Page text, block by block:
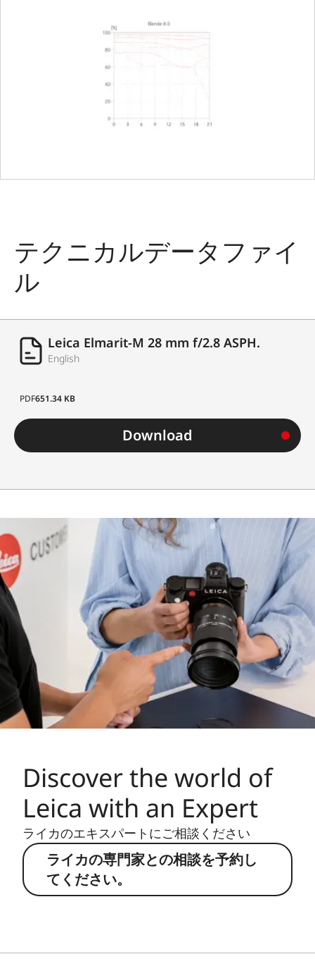
テクニカルデータファイ
ル
Leica Elmarit-M 28 mm f/2.8 ASPH.
English
PDF651.34 KB
Download
Discover the world of
Leica with an Expert
ライカのエキスパートにご相談ください
ライカの専門家との相談を予約し
てください。